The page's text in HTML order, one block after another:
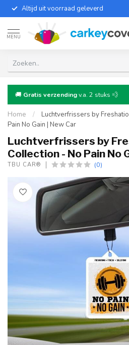
Altijd uit voorraad geleverd
MENU
🚚 Gratis verzendingv.a. 2 stuks 💨
Home /
Luchtverfrissers by
Pain No Gain | New Car
Luchtverfrissers by
Collection - No Pain No
TBU CAR® (0)